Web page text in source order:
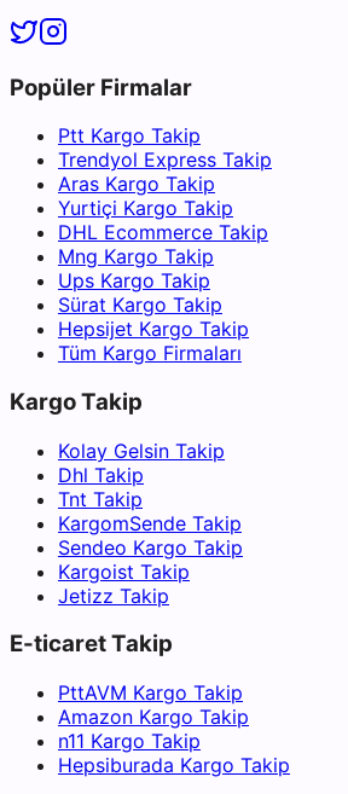
Popüler Firmalar
Ptt Kargo Takip
Trendyol Express Takip
Aras Kargo Takip
Yurtiçi Kargo Takip
DHL Ecommerce Takip
Mng Kargo Takip
Ups Kargo Takip
Sürat Kargo Takip
Hepsijet Kargo Takip
Tüm Kargo Firmaları
Kargo Takip
Kolay Gelsin Takip
Dhl Takip
Tnt Takip
KargomSende Takip
Sendeo Kargo Takip
Kargoist Takip
Jetizz Takip
E-ticaret Takip
PttAVM Kargo Takip
Amazon Kargo Takip
n11 Kargo Takip
Hepsiburada Kargo Takip